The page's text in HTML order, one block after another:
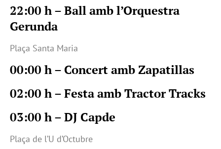
22:00 h – Ball amb l’Orquestra
Gerunda
Plaça Santa Maria
00:00 h – Concert amb Zapatillas
02:00 h – Festa amb Tractor Tracks
03:00 h – DJ Capde
Plaça de l’U d’Octubre